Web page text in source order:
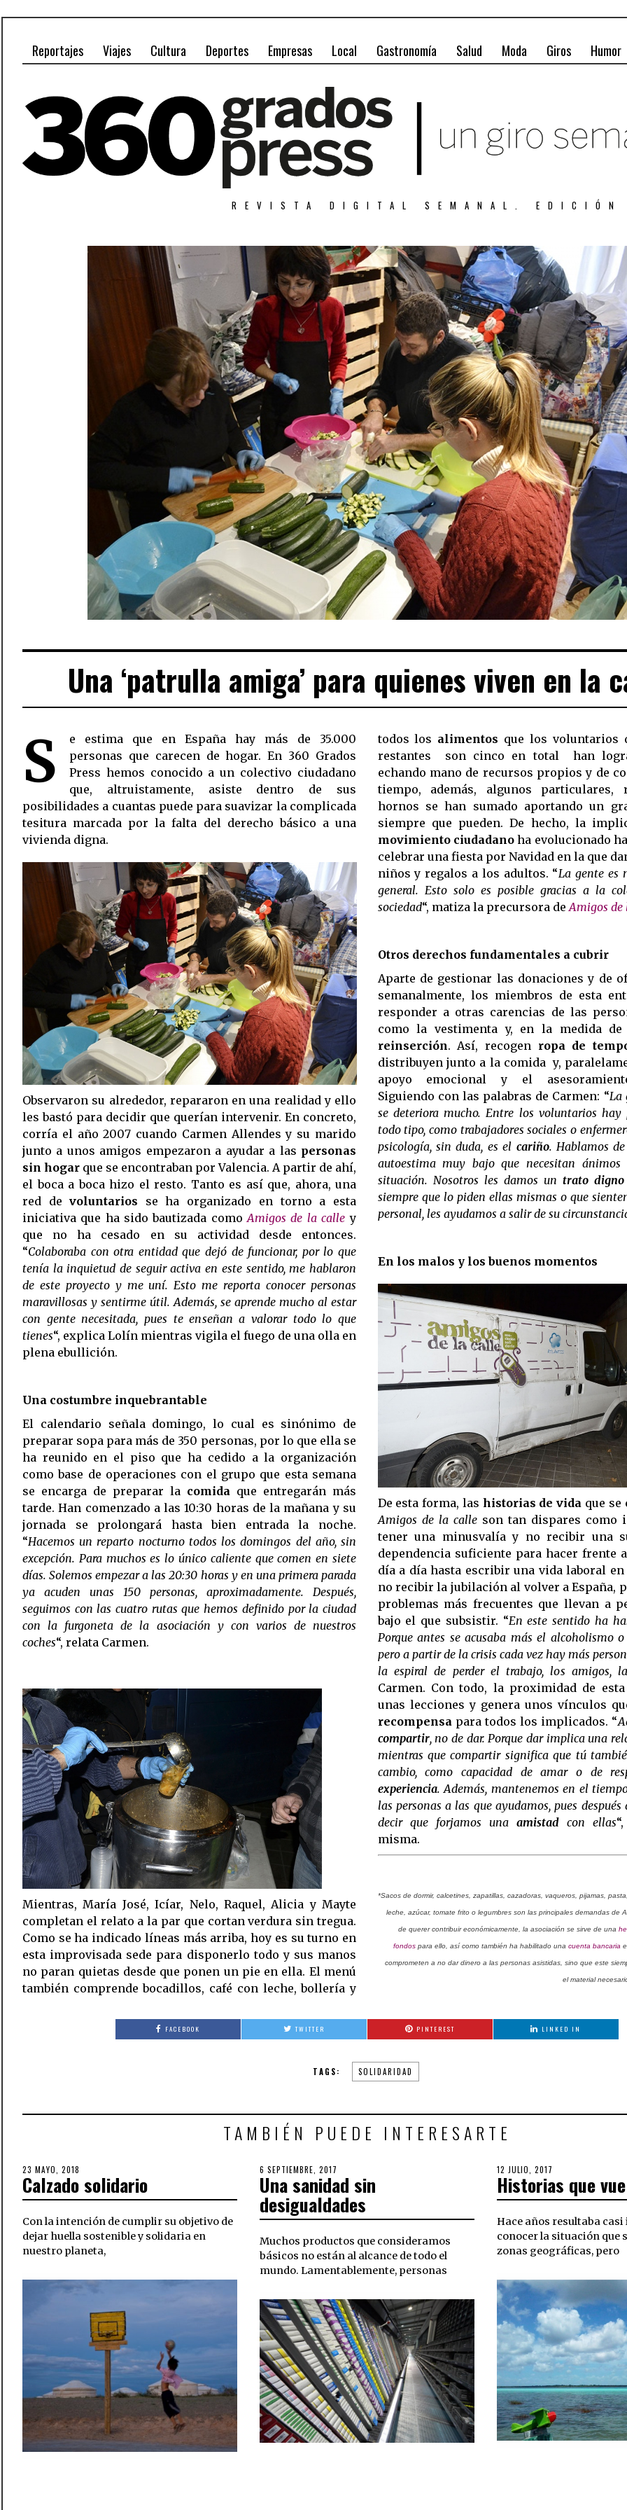
Reportajes Viajes Cultura Deportes Empresas Local Gastronomía Salud Moda Giros Humor
REVISTA DIGITAL SEMANAL.
Una ‘patrulla amiga’ para quienes viven en la
S
e estima que en España hay más de 35.000
personas que carecen de hogar. En 360 Grados
Press hemos conocido a un colectivo ciudadano
que, altruistamente, asiste dentro de sus
posibilidades a cuantas puede para suavizar la complicada
tesitura marcada por la falta del derecho básico a una
vivienda digna.
Observaron su alrededor, repararon en una realidad y ello
les bastó para decidir que querían intervenir. En concreto,
corría el año 2007 cuando Carmen Allendes y su marido
junto a unos amigos empezaron a ayudar a las personas
sin hogar que se encontraban por Valencia. A partir de ahí,
el boca a boca hizo el resto. Tanto es así que, ahora, una
red de voluntarios se ha organizado en torno a esta
iniciativa que ha sido bautizada comoAmigos de la calle y
que no ha cesado en su actividad desde entonces.
“Colaboraba con otra entidad que dejó de funcionar, por lo que
tenía la inquietud de seguir activa en este sentido, me hablaron
de este proyecto y me uní. Esto me reporta conocer personas
maravillosas y sentirme útil. Además, se aprende mucho al estar
con gente necesitada, pues te enseñan a valorar todo lo que
tienes“, explica Lolín mientras vigila el fuego de una olla en
plena ebullición.
Una costumbre inquebrantable
El calendario señala domingo, lo cual es sinónimo de
preparar sopa para más de 350 personas, por lo que ella se
ha reunido en el piso que ha cedido a la organización
como base de operaciones con el grupo que esta semana
se encarga de preparar la comida que entregarán más
tarde. Han comenzado a las 10:30 horas de la mañana y su
jornada se prolongará hasta bien entrada la noche.
“Hacemos un reparto nocturno todos los domingos del año, sin
excepción. Para muchos es lo único caliente que comen en siete
días. Solemos empezar a las 20:30 horas y en una primera parada
ya acuden unas 150 personas, aproximadamente. Después,
seguimos con las cuatro rutas que hemos definido por la ciudad
con la furgoneta de la asociación y con varios de nuestros
coches“, relata Carmen.
Mientras, María José, Icíar, Nelo, Raquel, Alicia y Mayte
completan el relato a la par que cortan verdura sin tregua.
Como se ha indicado líneas más arriba, hoy es su turno en
esta improvisada sede para disponerlo todo y sus manos
no paran quietas desde que ponen un pie en ella. El menú
también comprende bocadillos, café con leche, bollería y
todos los alimentos que los voluntarios
restantes  son cinco en total  han
echando mano de recursos propios y de
tiempo, además, algunos particulares,
hornos se han sumado aportando un
siempre que pueden. De hecho, la
movimiento ciudadanoha evolucionado
celebrar una fiesta por Navidad en la que
niños y regalos a los adultos. “La gente es
general. Esto solo es posible gracias a la
sociedad“, matiza la precursora de Amigos de
Otros derechos fundamentales a cubrir
Aparte de gestionar las donaciones y de
semanalmente, los miembros de esta
responder a otras carencias de las
como la vestimenta y, en la medida
reinserción. Así, recogen ropa de
distribuyen junto a la comida  y,
apoyo emocional y el
Siguiendo con las palabras de Carmen: “La
se deteriora mucho. Entre los voluntarios hay
todo tipo, como trabajadores sociales o
psicología, sin duda, es el cariño. Hablamos
autoestima muy bajo que necesitan ánimos
situación. Nosotros les damos un trato digno
siempre que lo piden ellas mismas o que
personal, les ayudamos a salir de su
En los malos y los buenos momentos
De esta forma, las historias de vida que
Amigos de la calleson tan dispares como
tener una minusvalía y no recibir una
dependencia suficiente para hacer frente
día a día hasta escribir una vida laboral
no recibir la jubilación al volver a España,
problemas más frecuentes que llevan a
bajo el que subsistir. “En este sentido ha
Porque antes se acusaba más el alcoholismo
pero a partir de la crisis cada vez hay más
la espiral de perder el trabajo, los amigos,
Carmen. Con todo, la proximidad de
unas lecciones y genera unos vínculos
recompensa para todos los implicados. “
compartir, no de dar. Porque dar implica una
mientras que compartir significa que tú
cambio, como capacidad de amar o de
experiencia. Además, mantenemos en el
las personas a las que ayudamos, pues después
decir que forjamos una amistadcon ellas
misma.
*Sacos de dormir, calcetines, zapatillas, cazadoras, vaqueros, pijamas,
leche, azúcar, tomate frito o legumbres son las principales demandas de
de querer contribuir económicamente, la asociación se sirve de una
fondos para ello, así como también ha habilitado una cuenta bancaria
comprometen a no dar dinero a las personas asistidas, sino que este
el material
FACEBOOK TWITTER PINTEREST LINKED IN
TAGS: SOLIDARIDAD
TAMBIÉN PUEDE INTERESARTE
POSTED
ON
23 MAYO, 2018
NOVIEMBRE,
2018
Calzado solidario
Con la intención de cumplir su objetivo de
dejar huella sostenible y solidaria en
nuestro planeta,
POSTED
ON
6 SEPTIEMBRE, 2017
OCTUBRE,
2018
Una sanidad sin
desigualdades
Muchos productos que consideramos
básicos no están al alcance de todo el
mundo. Lamentablemente, personas
POSTED
ON
12 JULIO, 2017
SEPTIEMBRE,
2018
Historias que
Hace años resultaba
conocer la situación que
zonas geográficas, pero